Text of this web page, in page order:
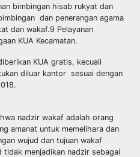
bimbingan hisab rukyat dan
dan penerangan agama
dan wakaf.9 Pelayanan
KUA Kecamatan.
KUA gratis, kecuali
diluar kantor sesuai dengan
nadzir wakaf adalah orang
amanat untuk memelihara dan
wujud dan tujuan wakaf
menjadikan nadzir sebagai